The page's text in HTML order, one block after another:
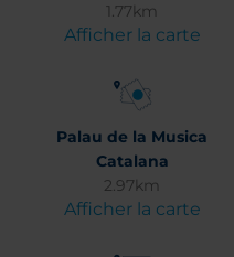
1.77km
Afficher la carte
Palau de la Musica
Catalana
2.97km
Afficher la carte